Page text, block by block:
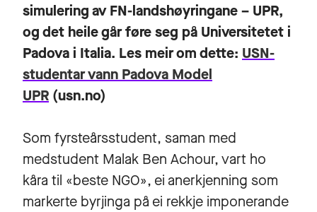
simulering av FN-landshøyringane – UPR,
og det heile går føre seg på Universitetet i
Padova i Italia. Les meir om dette: USN-
studentar vann Padova Model
UPR (usn.no)
Som fyrsteårsstudent, saman med
medstudent Malak Ben Achour, vart ho
kåra til «beste NGO», ei anerkjenning som
markerte byrjinga på ei rekkje imponerande